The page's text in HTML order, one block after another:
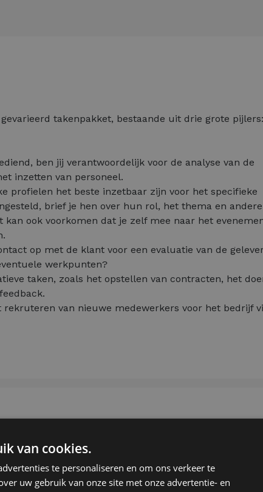
takenpakket, bestaande uit drie grote pijlers:
ben jij verantwoordelijk voor de analyse van de
inzetten van personeel.
profielen het beste inzetbaar zijn voor het specifieke
brief je hen over hun rol, het thema en andere
ook voorkomen dat je zelf mee naar het
op met de klant voor een evaluatie van de
werkpunten?
taken, zoals het opstellen van contracten, het
van nieuwe medewerkers voor het bedrijf
op zak en klaar om je kennis in praktijk te zetten?
waar je zal aansluiten bij een gezellig,
van cookies.
te personaliseren en om ons verkeer te
uw gebruik van onze site met onze advertentie- en